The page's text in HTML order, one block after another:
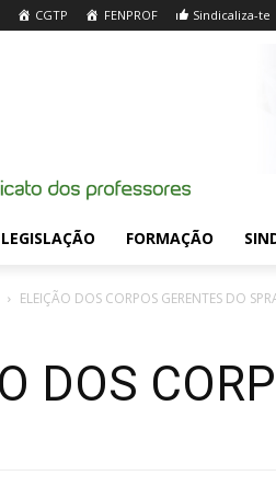
CGTP FENPROF Sindicaliza-te
LEGISLAÇÃO FORMAÇÃO
ELEIÇÃO DOS CORPOS GERENTES DO
DOS